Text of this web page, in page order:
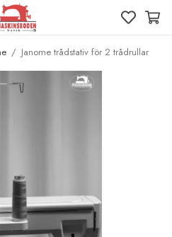
/ Janome trådstativ för 2 trådrullar